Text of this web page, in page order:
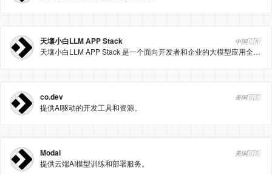
天壤小白LLM APP Stack 中国🇨🇳
天壤小白LLM APP Stack 是一个面向开发者和企业的大模型应用全栈开发平台，提供从提示词开发到应用部署的一站式服务，支持多种大模型的集成和应用。
co.dev 美国🇺🇸
提供AI驱动的开发工具和资源。
Modal 美国🇺🇸
提供云端AI模型训练和部署服务。